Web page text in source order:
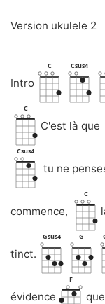
Version ukulele 2
Intro
C Csus4
C
C'est là que
Csus4
tu ne
commence,
C
tinct.
Gsus4 G
évidence
F